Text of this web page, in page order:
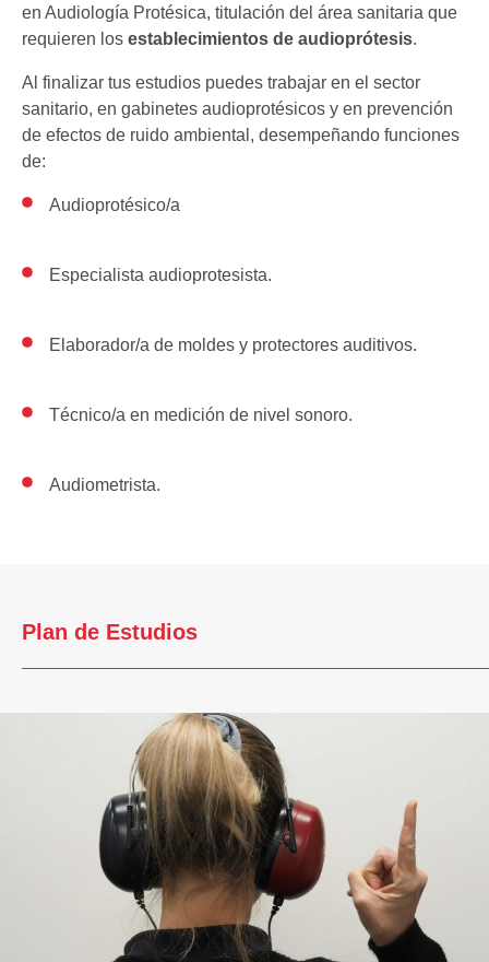
en Audiología Protésica, titulación del área sanitaria que
requieren los establecimientos de audioprótesis.
Al finalizar tus estudios puedes trabajar en el sector
sanitario, en gabinetes audioprotésicos y en prevención
de efectos de ruido ambiental, desempeñando funciones
de:
Audioprotésico/a
Especialista audioprotesista.
Elaborador/a de moldes y protectores auditivos.
Técnico/a en medición de nivel sonoro.
Audiometrista.
Plan de Estudios